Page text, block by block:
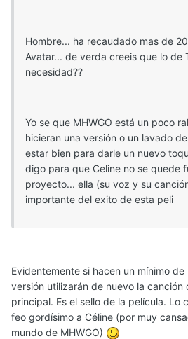
Hombre... ha recaudado mas de
Avatar... de verda creeis que lo de
necesidad??
Yo se que MHWGO está un poco
hicieran una versión o un lavado
estar bien para darle un nuevo
digo para que Celine no se quede
proyecto... ella (su voz y su
importante del exito de esta peli
Evidentemente si hacen un mínimo
versión utilizarán de nuevo la canción
principal. Es el sello de la película. Lo
feo gordísimo a Céline (por muy
mundo de MHWGO)